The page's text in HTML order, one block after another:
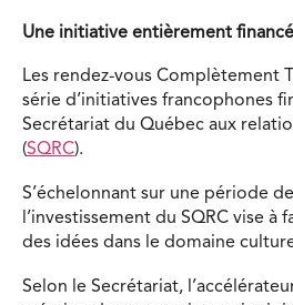
Une initiative entièrement
Les rendez-vous Complètement
série d’initiatives francophones
Secrétariat du Québec aux
(SQRC).
S’échelonnant sur une période
l’investissement du SQRC vise à
des idées dans le domaine
Selon le Secrétariat,